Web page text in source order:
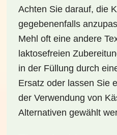
Achten Sie darauf, die
gegebenenfalls
Mehl oft eine andere
laktosefreien
in der Füllung durch
Ersatz oder lassen Sie
der Verwendung von
Alternativen gewählt